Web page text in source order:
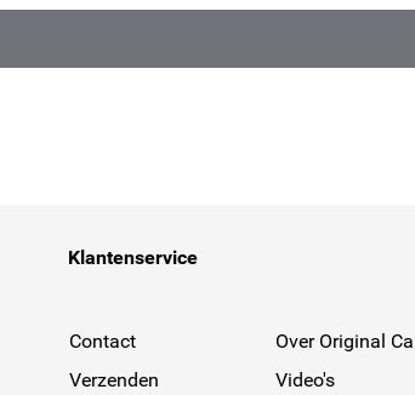
Klantenservice
Contact
Verzenden
Over Original
Video's